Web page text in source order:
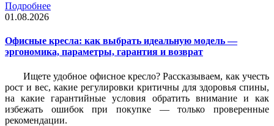
Подробнее
01.08.2026
Офисные кресла: как выбрать идеальную модель —
эргономика, параметры, гарантия и возврат
Ищете удобное офисное кресло? Рассказываем, как учесть
рост и вес, какие регулировки критичны для здоровья спины,
на какие гарантийные условия обратить внимание и как
избежать ошибок при покупке — только проверенные
рекомендации.